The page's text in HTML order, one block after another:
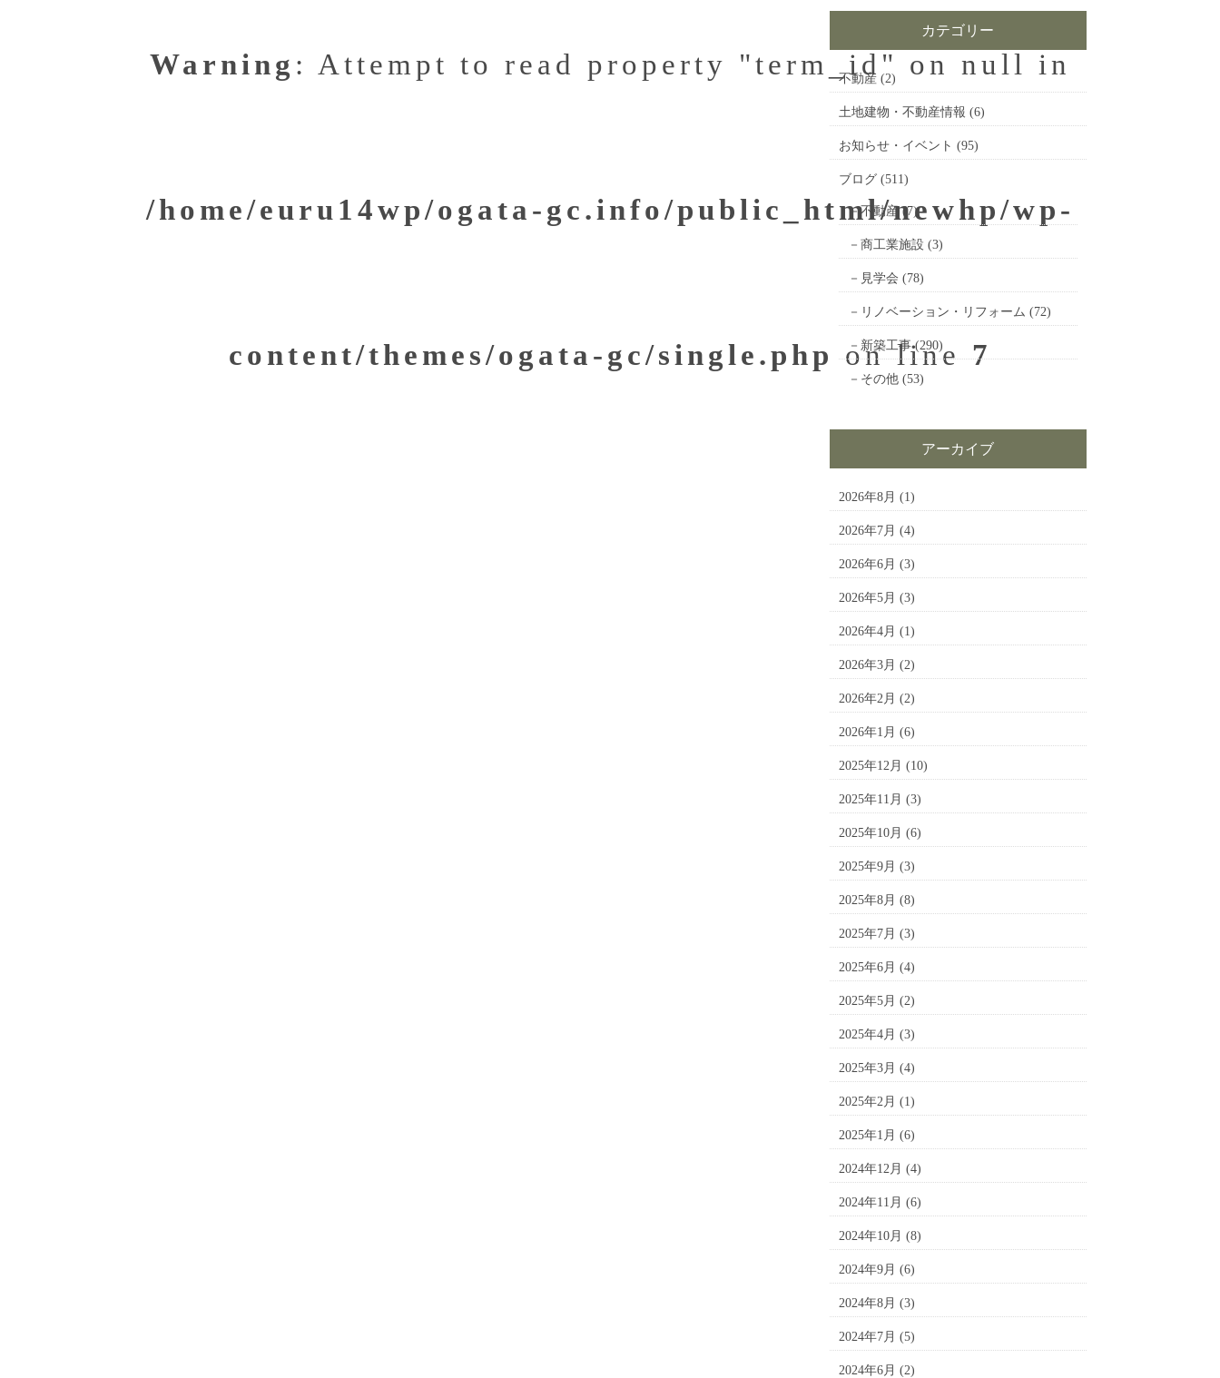
Warning : Attempt to read property "term_id" on null in
/home/euru14wp/ogata-gc.info/public_html/newhp/wp-
content/themes/ogata-gc/single.php on line7
カテゴリー
不動産(2)
土地建物・不動産情報 (6)
お知らせ・イベント (95)
ブログ(511)
不動産 (7)
商工業施設 (3)
見学会 (78)
リノベーション・リフォーム (72)
新築工事(290)
その他(53)
アーカイブ
2026年8月 (1)
2026年7月 (4)
2026年6月 (3)
2026年5月 (3)
2026年4月 (1)
2026年3月 (2)
2026年2月 (2)
2026年1月 (6)
2025年12月 (10)
2025年11月 (3)
2025年10月 (6)
2025年9月 (3)
2025年8月 (8)
2025年7月 (3)
2025年6月 (4)
2025年5月 (2)
2025年4月 (3)
2025年3月 (4)
2025年2月 (1)
2025年1月 (6)
2024年12月 (4)
2024年11月 (6)
2024年10月 (8)
2024年9月 (6)
2024年8月 (3)
2024年7月 (5)
2024年6月 (2)